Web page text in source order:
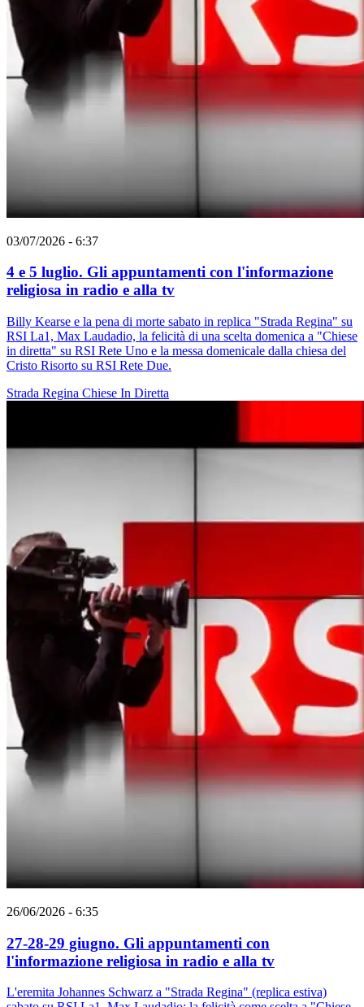
03/07/2026 - 6:37
4 e 5 luglio. Gli appuntamenti con l'informazione
religiosa in radio e alla tv
Billy Kearse e la pena di morte sabato in replica "Strada Regina" su
RSI La1, Max Laudadio, la felicità di una scelta domenica a "Chiese
in diretta" su RSI Rete Uno e la messa domenicale dalla chiesa del
Cristo Risorto su RSI Rete Due.
Strada Regina Chiese In Diretta
26/06/2026 - 6:35
27-28-29 giugno. Gli appuntamenti con
l'informazione religiosa in radio e alla tv
L'eremita Johannes Schwarz a "Strada Regina" (replica estiva)